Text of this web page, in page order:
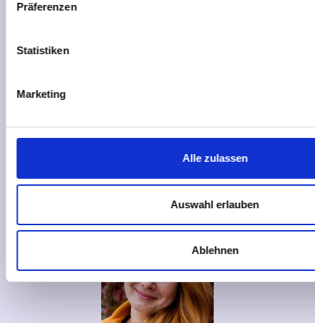
Präferenzen
Statistiken
Marketing
Alle zulassen
Auswahl erlauben
Ablehnen
Karola Marschall